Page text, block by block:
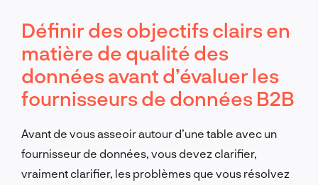
Définir des objectifs clairs en
matière de qualité des
données avant d’évaluer les
fournisseurs de données B2B
Avant de vous asseoir autour d’une table avec un
fournisseur de données, vous devez clarifier,
vraiment clarifier, les problèmes que vous résolvez